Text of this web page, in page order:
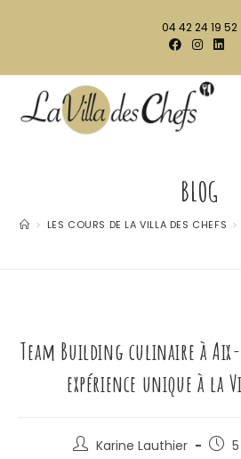
04 42 24 19 52
BLOG
> LES COURS DE LA VILLA DES CHEFS >
Team Building culinaire à
expérience unique à la
Karine Lauthier